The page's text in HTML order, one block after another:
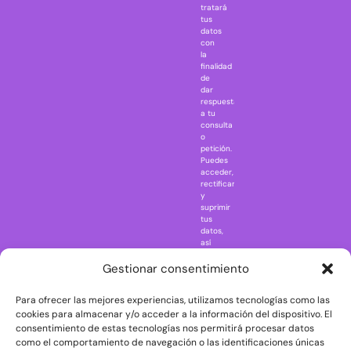
Gestionar consentimiento
Para ofrecer las mejores experiencias, utilizamos tecnologías como las
cookies para almacenar y/o acceder a la información del dispositivo. El
consentimiento de estas tecnologías nos permitirá procesar datos
como el comportamiento de navegación o las identificaciones únicas
Rick and
The Big Bang
Theory
The Blues
tratará
tus
datos
con
la
finalidad
de
dar
respuesta
a tu
consulta
o
petición.
Puedes
acceder,
rectificar
y
suprimir
tus
datos,
así
ejercer
consultando
la
información
adicional
y